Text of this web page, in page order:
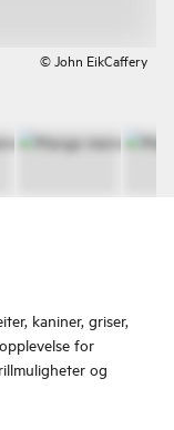
© John EikCaffery
kaniner, griser,
for
og